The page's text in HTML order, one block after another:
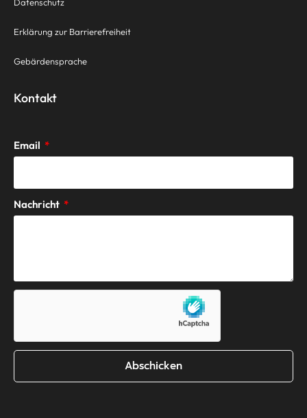
Erklärung zur Barrierefreiheit
Gebärdensprache
Kontakt
Email
Nachricht
Abschicken